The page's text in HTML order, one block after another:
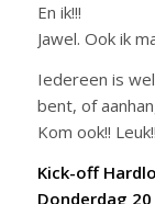
En ik!!!
Jawel. Ook ik
Iedereen is
bent, of
Kom ook!! Leuk!!
Kick-off
Donderdag